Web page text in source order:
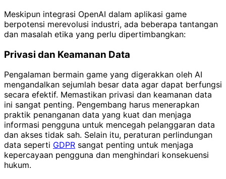
Meskipun integrasi OpenAI dalam aplikasi game
berpotensi merevolusi industri, ada beberapa tantangan
dan masalah etika yang perlu dipertimbangkan:
Privasi dan Keamanan Data
Pengalaman bermain game yang digerakkan oleh AI
mengandalkan sejumlah besar data agar dapat berfungsi
secara efektif. Memastikan privasi dan keamanan data
ini sangat penting. Pengembang harus menerapkan
praktik penanganan data yang kuat dan menjaga
informasi pengguna untuk mencegah pelanggaran data
dan akses tidak sah. Selain itu, peraturan perlindungan
data seperti GDPR sangat penting untuk menjaga
kepercayaan pengguna dan menghindari konsekuensi
hukum.